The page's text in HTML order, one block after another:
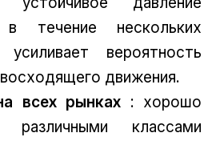
в течение нескольких
вероятность
движения.
всех рынках : хорошо
классами